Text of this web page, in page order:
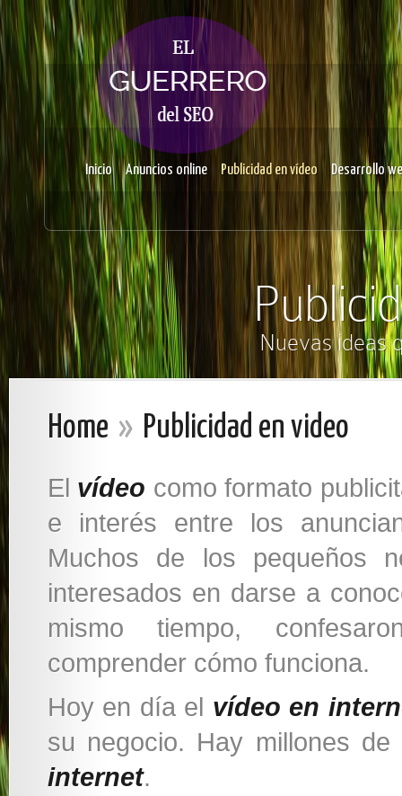
Inicio Anuncios online Publicidad en vídeo Desarrollo
Nuevas ideas
Home » Publicidad en video
El vídeo como formato
e interés entre los
Muchos de los pequeños
interesados en darse a
mismo tiempo,
comprender cómo funciona.
Hoy en día el vídeo en
su negocio. Hay millones
internet.